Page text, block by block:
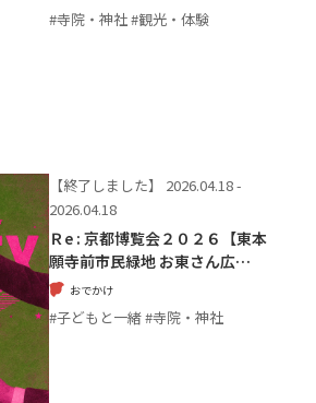
#寺院・神社 #観光・体験
【終了しました】
2026.04.18 -
2026.04.18
Ｒe : 京都博覧会２０２６【東本
願寺前市民緑地 お東さん広…
おでかけ
#子どもと一緒 #寺院・神社